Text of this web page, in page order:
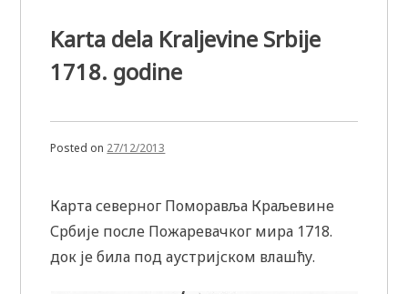
Karta dela Kraljevine Srbije
1718. godine
Posted on 27/12/2013
Карта северног Поморавља Краљевине
Србије после Пожаревачког мира 1718.
док је била под аустријском влашћу.